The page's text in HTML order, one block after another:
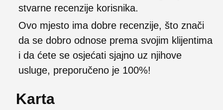
stvarne recenzije korisnika.
Ovo mjesto ima dobre recenzije, što znači
da se dobro odnose prema svojim klijentima
i da ćete se osjećati sjajno uz njihove
usluge, preporučeno je 100%!
Karta